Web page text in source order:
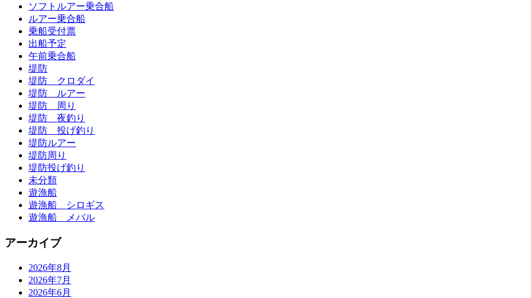
ソフトルアー乗合船
ルアー乗合船
乗船受付票
出船予定
午前乗合船
堤防
堤防 クロダイ
堤防 ルアー
堤防 周り
堤防 夜釣り
堤防 投げ釣り
堤防ルアー
堤防周り
堤防投げ釣り
未分類
遊漁船
遊漁船 シロギス
遊漁船 メバル
アーカイブ
2026年8月
2026年7月
2026年6月